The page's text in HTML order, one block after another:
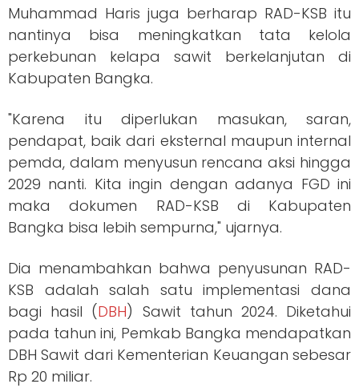
Muhammad Haris juga berharap RAD-KSB itu
nantinya bisa meningkatkan tata kelola
perkebunan kelapa sawit berkelanjutan di
Kabupaten Bangka.
"Karena itu diperlukan masukan, saran,
pendapat, baik dari eksternal maupun internal
pemda, dalam menyusun rencana aksi hingga
2029 nanti. Kita ingin dengan adanya FGD ini
maka dokumen RAD-KSB di Kabupaten
Bangka bisa lebih sempurna," ujarnya.
Dia menambahkan bahwa penyusunan RAD-
KSB adalah salah satu implementasi dana
bagi hasil (DBH) Sawit tahun 2024. Diketahui
pada tahun ini, Pemkab Bangka mendapatkan
DBH Sawit dari Kementerian Keuangan sebesar
Rp 20 miliar.